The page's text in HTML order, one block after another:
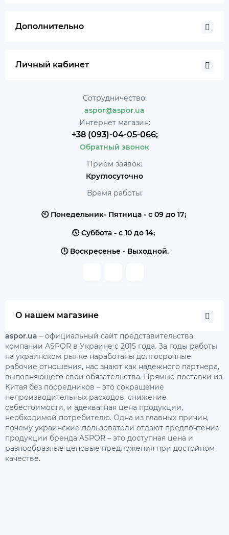
Дополнительно
Личный кабинет
Сотрудничество:
aspor@aspor.ua
Интернет магазин:
+38 (093)-04-05-066;
Обратный звонок
Прием заявок:
Круглосуточно
Время работы:
🕙 Понедельник- Пятница - с 09 до 17;
🕔 Суббота - с 10 до 14;
🕒 Воскресенье - Выходной.
О нашем магазине
aspor.ua – официальный сайт представительства
компании ASPOR в Украине с 2015 года. За годы работы
на украинском рынке наработаны долгосрочные
рабочие отношения, нас знают как надежного партнера,
выполняющего свои обязательства. Прямые поставки из
Китая без посредников – это сокращение
непроизводительных расходов, снижение
себестоимости, и адекватная цена продукции,
необходимой потребителю. Одна из главных причин,
почему украинские пользователи отдают предпочтение
продукции бренда ASPOR – это доступная цена и
разнообразные ценовые предложения при достойном
качестве.